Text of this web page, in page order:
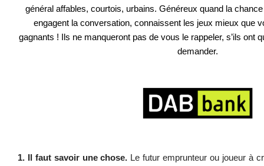
général affables, courtois, urbains. Généreux quand la
engagent la conversation, connaissent les jeux mieux que
gagnants ! Ils ne manqueront pas de vous le rappeler, s’ils ont
demander.
1. Il faut savoir une chose. Le futur emprunteur ou joueur à